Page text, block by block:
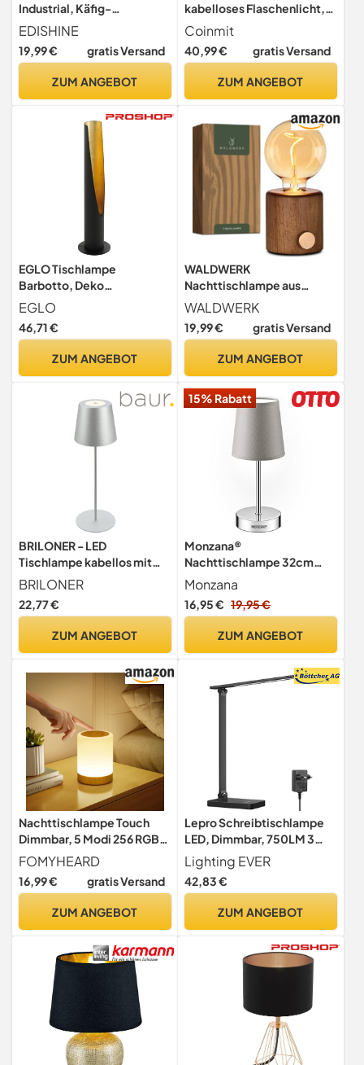
Industrial, Käfig-
Metallsockel, Beige &
Schwarz
EDISHINE
19,99 € gratis Versand
ZUM ANGEBOT
kabelloses Flaschenlicht,
5500mAh Akku
Tischlampe, IP54
dimmbares flaschenlampe,
Restaurants und Bars,
Coinmit
40,99 € gratis Versand
ZUM ANGEBOT
EGLO Tischlampe
Barbotto, Deko
Tischleuchte Stablampe
Wohnzimmer
EGLO
46,71 €
ZUM ANGEBOT
WALDWERK
Nachttischlampe aus
Eichenholz und Metall -
Dimmbare Tischlampe mit
Akku - Lampe Kabellos -
Kabellos - Nachtlicht aus
WALDWERK
19,99 € gratis Versand
ZUM ANGEBOT
BRILONER - LED
Tischlampe kabellos mit
Touch, dimmbar in Stufen,
höhenverstellbar,
Nachttischlampe,
Campinglampe,
Outdoor, 36x10,5 cm,
Silberfarbig
BRILONER
22,77 €
ZUM ANGEBOT
15% Rabatt
Monzana®
Nachttischlampe 32cm
Stoffschirm E14 Grau Taupe
Anthrazit Weiß
Wohnzimmer Schlafzimmer
Nachttischleuchte
Monzana
16,95 € 19,95 €
ZUM ANGEBOT
Nachttischlampe Touch
Dimmbar, 5 Modi 256 RGB
Farbwechsel & Warmweiß
LED Nachtlicht Kinder
Baby,Touch Lampe Akku
Night Light mit
Kabellos für Schlafzimmer
FOMYHEARD
16,99 € gratis Versand
ZUM ANGEBOT
Lepro Schreibtischlampe
LED, Dimmbar, 750LM 3
Farben & 5
Helligkeitsstufen
Lighting EVER
42,83 €
ZUM ANGEBOT